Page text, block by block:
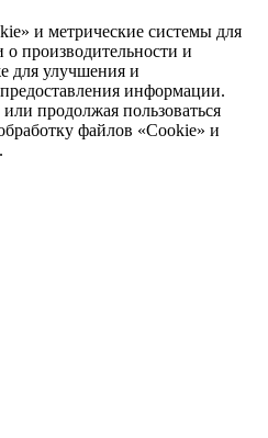
и метрические системы для
производительности и
для улучшения и
информации.
продолжая пользоваться
файлов «Cookie» и